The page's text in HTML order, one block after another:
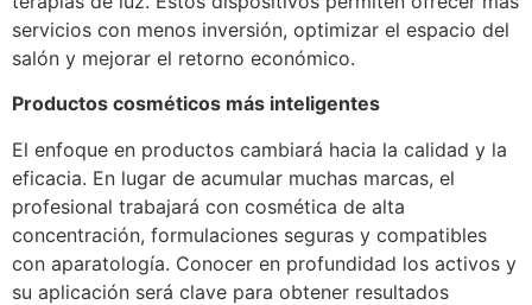
servicios con menos inversión, optimizar el espacio del
salón y mejorar el retorno económico.
Productos cosméticos más inteligentes
El enfoque en productos cambiará hacia la calidad y la
eficacia. En lugar de acumular muchas marcas, el
profesional trabajará con cosmética de alta
concentración, formulaciones seguras y compatibles
con aparatología. Conocer en profundidad los activos y
su aplicación será clave para obtener resultados